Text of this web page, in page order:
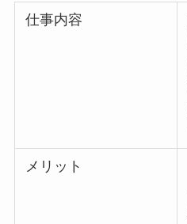
仕事内容
メリット